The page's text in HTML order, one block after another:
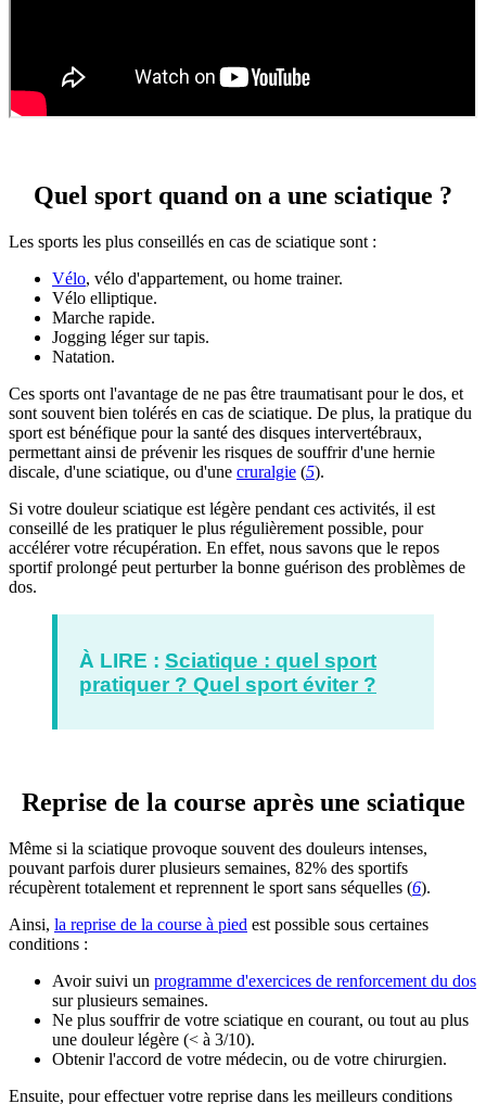
Quel sport quand on a une sciatique ?
Les sports les plus conseillés en cas de sciatique sont :
Vélo, vélo d'appartement, ou home trainer.
Vélo elliptique.
Marche rapide.
Jogging léger sur tapis.
Natation.
Ces sports ont l'avantage de ne pas être traumatisant pour le dos, et
sont souvent bien tolérés en cas de sciatique. De plus, la pratique du
sport est bénéfique pour la santé des disques intervertébraux,
permettant ainsi de prévenir les risques de souffrir d'une hernie
discale, d'une sciatique, ou d'une cruralgie (5).
Si votre douleur sciatique est légère pendant ces activités, il est
conseillé de les pratiquer le plus régulièrement possible, pour
accélérer votre récupération. En effet, nous savons que le repos
sportif prolongé peut perturber la bonne guérison des problèmes de
dos.
À LIRE : Sciatique : quel sport
pratiquer ? Quel sport éviter ?
Reprise de la course après une sciatique
Même si la sciatique provoque souvent des douleurs intenses,
pouvant parfois durer plusieurs semaines, 82% des sportifs
récupèrent totalement et reprennent le sport sans séquelles (6).
Ainsi, la reprise de la course à pied est possible sous certaines
conditions :
Avoir suivi un programme d'exercices de renforcement du dos
sur plusieurs semaines.
Ne plus souffrir de votre sciatique en courant, ou tout au plus
une douleur légère (< à 3/10).
Obtenir l'accord de votre médecin, ou de votre chirurgien.
Ensuite, pour effectuer votre reprise dans les meilleurs conditions